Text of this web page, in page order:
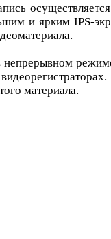
и ярким IPS-
непрерывном
материала.